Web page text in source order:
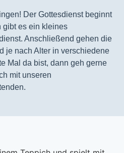
Der Gottesdienst beginnt
gibt es ein kleines
Anschließend gehen die
je nach Alter in verschiedene
Mal da bist, dann geh gerne
mit unseren